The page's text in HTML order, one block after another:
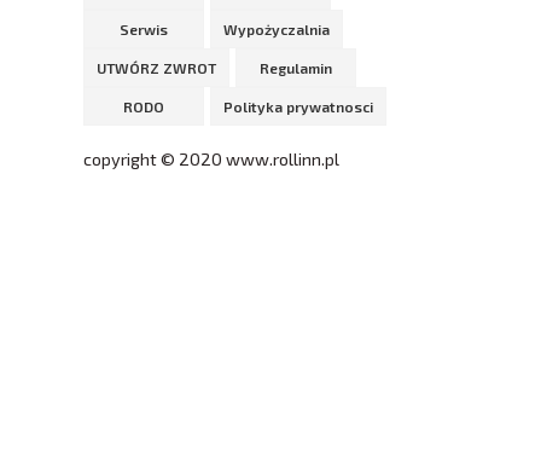
Serwis Wypożyczalnia
UTWÓRZ ZWROT Regulamin
RODO Polityka prywatnosci
copyright © 2020 www.rollinn.pl